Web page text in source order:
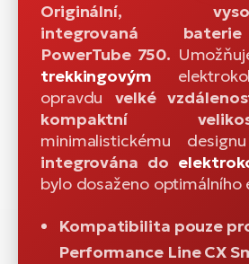
Originální,
integrovaná
PowerTube 750.
trekkingovým
opravdu velké
kompaktní
minimalistickému
integrována do
bylo dosaženo optimálního
Kompatibilita pouze
Performance Line CX